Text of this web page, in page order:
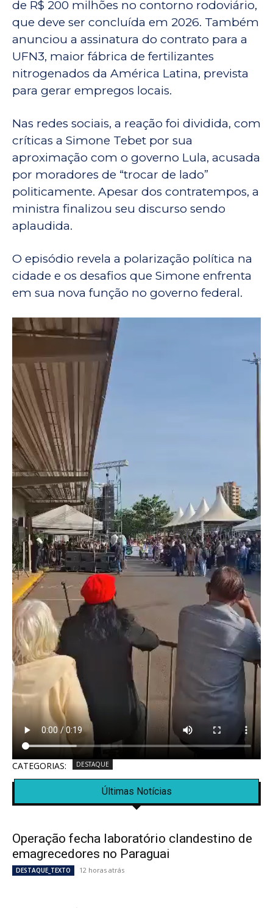
de R$ 200 milhões no contorno rodoviário,
que deve ser concluída em 2026. Também
anunciou a assinatura do contrato para a
UFN3, maior fábrica de fertilizantes
nitrogenados da América Latina, prevista
para gerar empregos locais.
Nas redes sociais, a reação foi dividida, com
críticas a Simone Tebet por sua
aproximação com o governo Lula, acusada
por moradores de “trocar de lado”
politicamente. Apesar dos contratempos, a
ministra finalizou seu discurso sendo
aplaudida.
O episódio revela a polarização política na
cidade e os desafios que Simone enfrenta
em sua nova função no governo federal.
CATEGORIAS: DESTAQUE
Últimas Notícias
Operação fecha laboratório clandestino de
emagrecedores no Paraguai
DESTAQUE_TEXTO 12 horas atrás